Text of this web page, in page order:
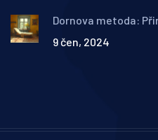
Dornova metoda:
9 čen, 2024